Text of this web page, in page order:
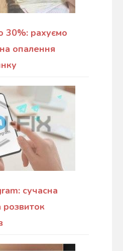
30%: рахуємо
опалення
сучасна
розвиток